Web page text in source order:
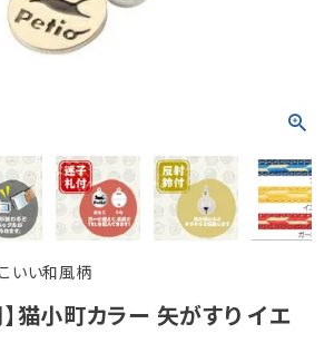
いい和風柄
猫小町カラー 矢がすり イエ